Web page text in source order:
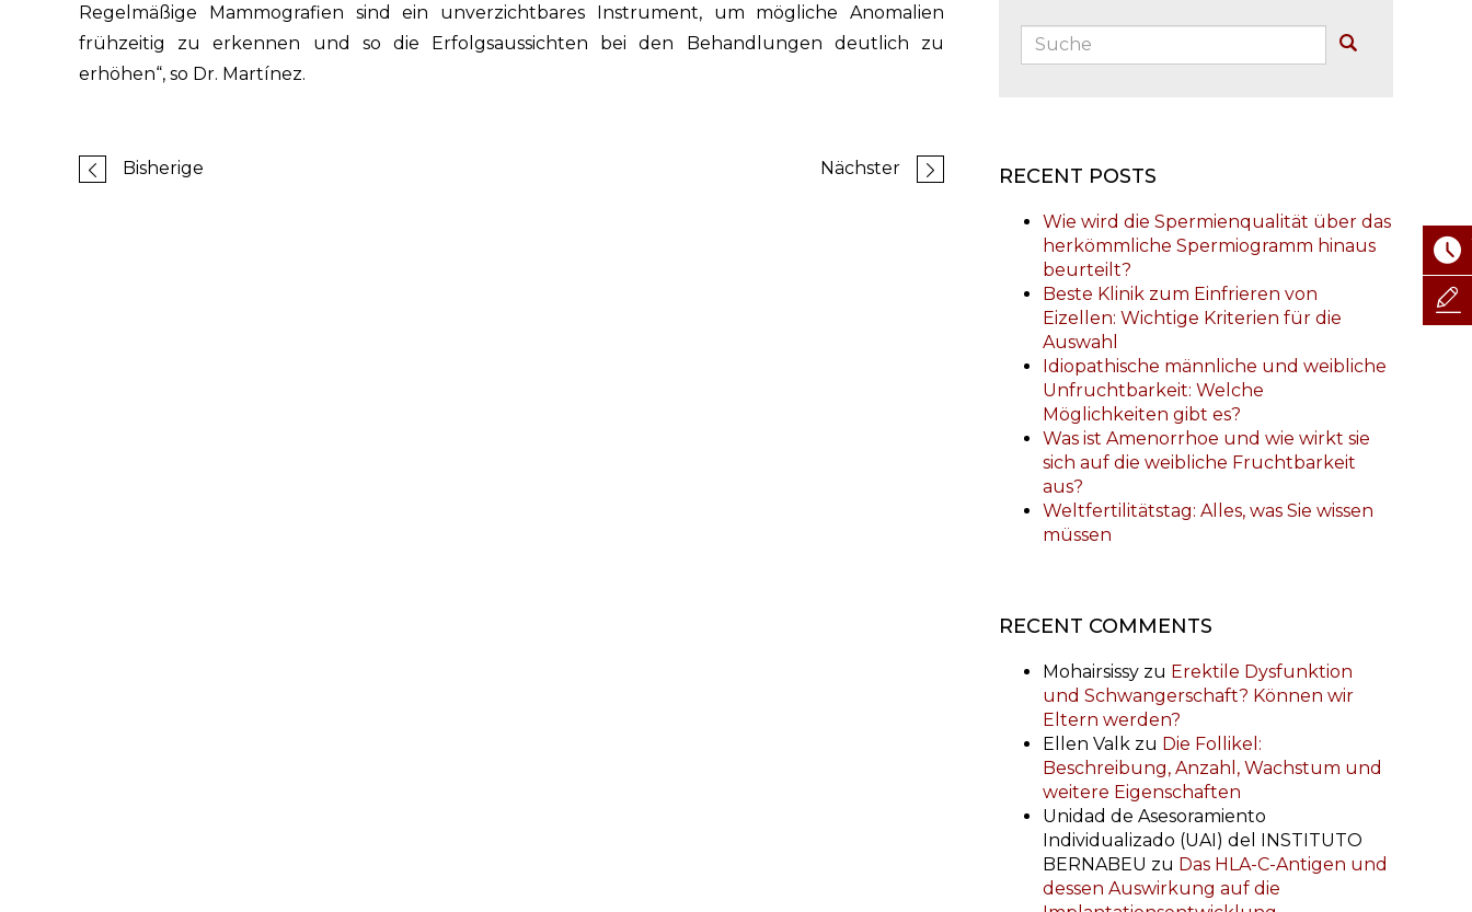
Regelmäßige Mammografien sind ein unverzichtbares Instrument, um mögliche Anomalien
frühzeitig zu erkennen und so die Erfolgsaussichten bei den Behandlungen deutlich zu
erhöhen“, so Dr. Martínez.
Bisherige Nächster
Suche:
RECENT POSTS
Wie wird die Spermienqualität über das
herkömmliche Spermiogramm hinaus
beurteilt?
Beste Klinik zum Einfrieren von
Eizellen: Wichtige Kriterien für die
Auswahl
Idiopathische männliche und weibliche
Unfruchtbarkeit: Welche
Möglichkeiten gibt es?
Was ist Amenorrhoe und wie wirkt sie
sich auf die weibliche Fruchtbarkeit
aus?
Weltfertilitätstag: Alles, was Sie wissen
müssen
RECENT COMMENTS
Mohairsissy zu Erektile Dysfunktion
und Schwangerschaft? Können wir
Eltern werden?
Ellen Valk zu Die Follikel:
Beschreibung, Anzahl, Wachstum und
weitere Eigenschaften
Unidad de Asesoramiento
Individualizado (UAI) del INSTITUTO
BERNABEU zu Das HLA-C-Antigen und
dessen Auswirkung auf die